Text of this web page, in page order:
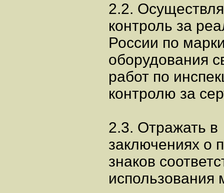
2.2.
контроль за
России по
оборудования
работ по
контролю за
2.3. Отражать в
заключениях о
знаков
использования